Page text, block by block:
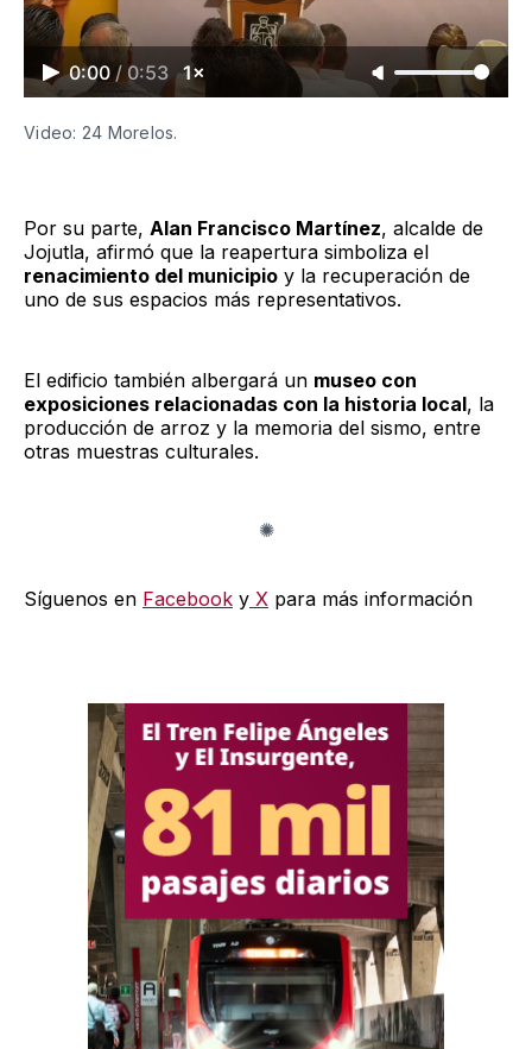
0:00 / 0:53 1×
Video: 24 Morelos.
Por su parte, Alan Francisco Martínez, alcalde de
Jojutla, afirmó que la reapertura simboliza el
renacimiento del municipio y la recuperación de
uno de sus espacios más representativos.
El edificio también albergará un museo con
exposiciones relacionadas con la historia local, la
producción de arroz y la memoria del sismo, entre
otras muestras culturales.
Síguenos en Facebook y X para más información